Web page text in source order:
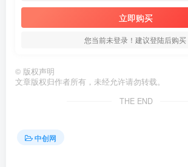
立即购买
您当前未登录！建议登陆后购
© 版权声明
文章版权归作者所有，未经允许请勿转载。
THE END
中创网